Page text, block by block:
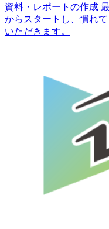
資料・レポートの作成
からスタートし、慣れ
いただきます。